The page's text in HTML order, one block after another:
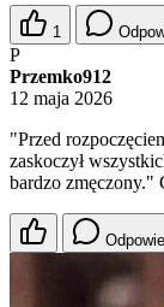
1
P
Przemko912
12 maja 2026
"Przed
zaskoczył
bardzo zmęczony."